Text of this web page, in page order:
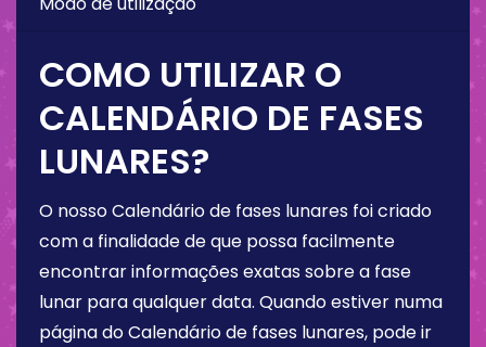
COMO UTILIZAR O
CALENDÁRIO DE FASES
LUNARES?
O nosso Calendário de fases lunares foi criado
com a finalidade de que possa facilmente
encontrar informações exatas sobre a fase
lunar para qualquer data. Quando estiver numa
página do Calendário de fases lunares, pode ir